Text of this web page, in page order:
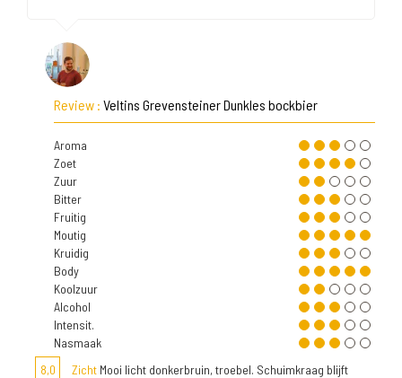
Review : Veltins Grevensteiner Dunkles bockbier
Aroma
Zoet
Zuur
Bitter
Fruitig
Moutig
Kruidig
Body
Koolzuur
Alcohol
Intensit.
Nasmaak
8,0
Zicht Mooi licht donkerbruin, troebel. Schuimkraag blijft